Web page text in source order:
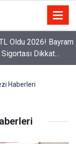
Oldu 2026! Bayram
Sigortası Dikkat
Haberleri